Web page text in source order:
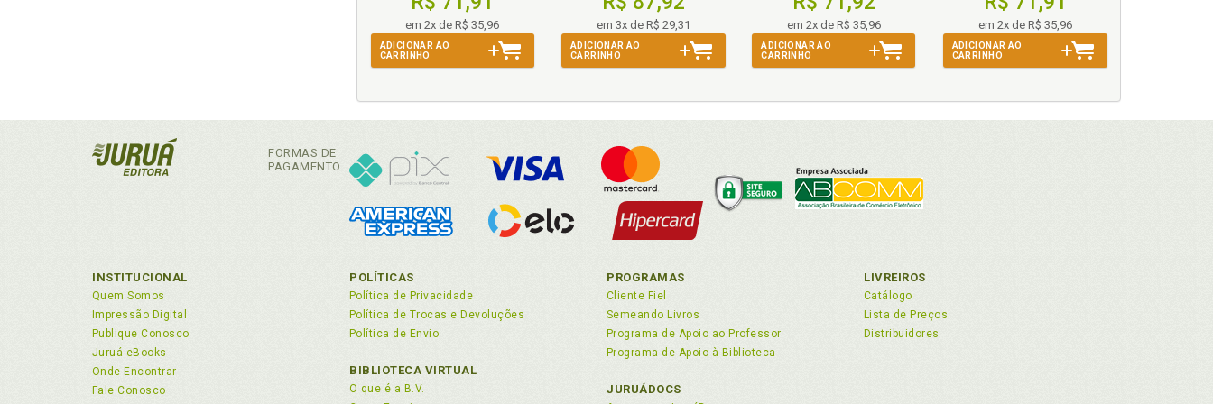
Dois conceitos de liberdade, p. 41
E
F
Filhas do iluminismo, p. 87
Filosofia ocidental. Evolução do conceito de liberdade na filosofia ocidental, p. 44
G
Governo. Dificuldades do autogoverno, p. 53
Grécia. Liberdade na antiguidade clássica grega, p. 44
I
em 2x de R$ 35,96
ADICIONAR AO
CARRINHO
em 3x de R$ 29,31
ADICIONAR AO
CARRINHO
em 2x de R$ 35,96
ADICIONAR AO
CARRINHO
em 2x de R$ 35,96
ADICIONAR AO
CARRINHO
FORMAS DE
PAGAMENTO
INSTITUCIONAL
Quem Somos
Impressão Digital
Publique Conosco
Juruá eBooks
Onde Encontrar
Fale Conosco
POLÍTICAS
Política de Privacidade
Política de Trocas e Devoluções
Política de Envio
BIBLIOTECA VIRTUAL
O que é a B.V.
PROGRAMAS
Cliente Fiel
Semeando Livros
Programa de Apoio ao Professor
Programa de Apoio à Biblioteca
JURUÁDOCS
LIVREIROS
Catálogo
Lista de Preços
Distribuidores